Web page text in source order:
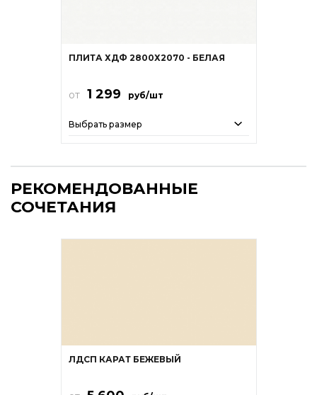
ПЛИТА ХДФ 2800Х2070 - БЕЛАЯ
от 1 299 руб/шт
Выбрать размер
РЕКОМЕНДОВАННЫЕ
СОЧЕТАНИЯ
ЛДСП КАРАТ БЕЖЕВЫЙ